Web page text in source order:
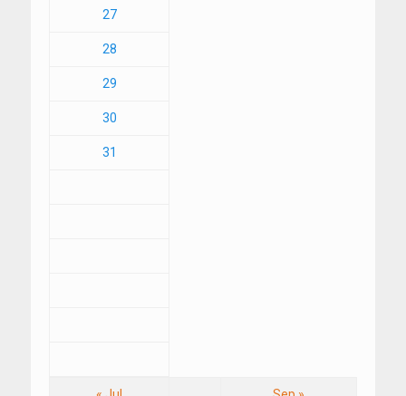
27
28
29
30
31